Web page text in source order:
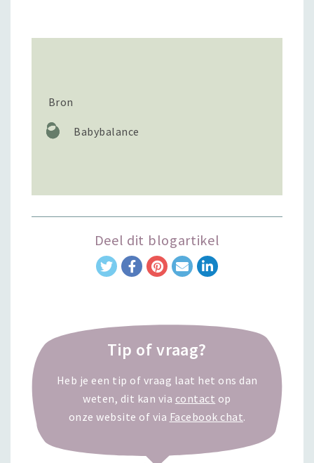
Bron
Babybalance
Deel dit blogartikel
Tip of vraag?
Heb je een tip of vraag laat het ons dan
weten, dit kan via contact op
onze website of via Facebook chat.